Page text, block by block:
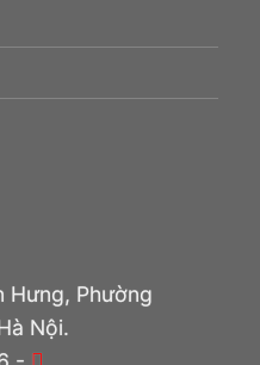
Hưng, Phường
Nội.